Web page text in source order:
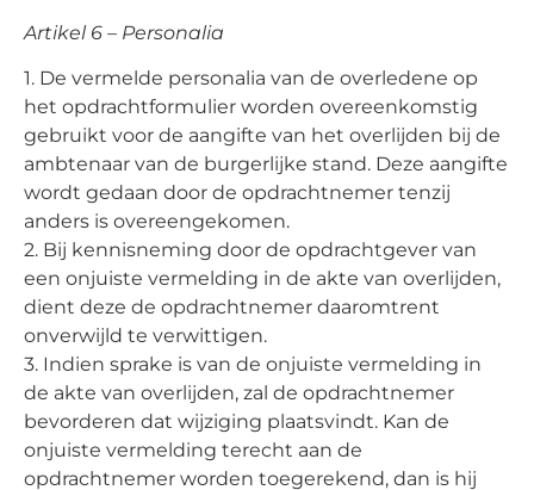
Artikel 6 – Personalia
1. De vermelde personalia van de overledene op
het opdrachtformulier worden overeenkomstig
gebruikt voor de aangifte van het overlijden bij de
ambtenaar van de burgerlijke stand. Deze aangifte
wordt gedaan door de opdrachtnemer tenzij
anders is overeengekomen.
2. Bij kennisneming door de opdrachtgever van
een onjuiste vermelding in de akte van overlijden,
dient deze de opdrachtnemer daaromtrent
onverwijld te verwittigen.
3. Indien sprake is van de onjuiste vermelding in
de akte van overlijden, zal de opdrachtnemer
bevorderen dat wijziging plaatsvindt. Kan de
onjuiste vermelding terecht aan de
opdrachtnemer worden toegerekend, dan is hij